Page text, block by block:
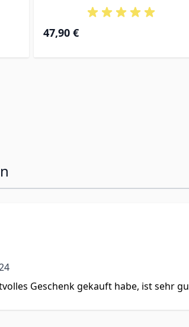
47,90 €
Geschenk gekauft habe, ist sehr